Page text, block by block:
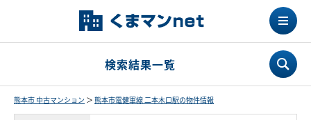
検索結果一覧
熊本市 中古マンション ＞ 熊本市電健軍線 二本木口駅の物件情報